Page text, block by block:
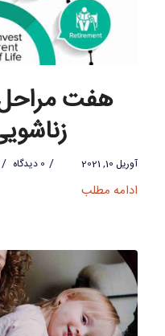
هفت
آوریل 10, 2021 / 0 دیدگاه /
ادامه مطلب